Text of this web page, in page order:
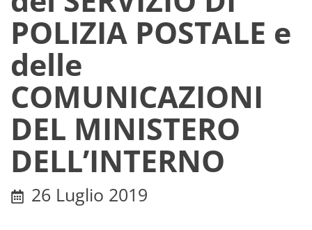
POLIZIA POSTALE e
delle
COMUNICAZIONI
DEL MINISTERO
DELL’INTERNO
26 Luglio 2019